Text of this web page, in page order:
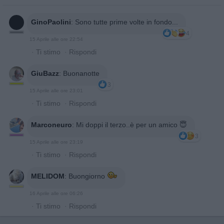
GinoPaolini: Sono tutte prime volte in fondo...
4
15 Aprile alle ore 22:54
· Ti stimo · Rispondi
GiuBazz: Buonanotte
3
15 Aprile alle ore 23:01
· Ti stimo · Rispondi
Marconeuro: Mi doppi il terzo..è per un amico 😇
3
15 Aprile alle ore 23:19
· Ti stimo · Rispondi
MELIDOM: Buongiorno
16 Aprile alle ore 06:26
· Ti stimo · Rispondi